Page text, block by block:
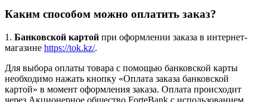
Каким способом можно оплатить заказ?
1. Банковской картой при оформлении заказа в интернет-
магазине https://tok.kz/.
Для выбора оплаты товара с помощью банковской карты
необходимо нажать кнопку «Оплата заказа банковской
картой» в момент оформления заказа. Оплата происходит
через Акционерное общество ForteBank с использованием